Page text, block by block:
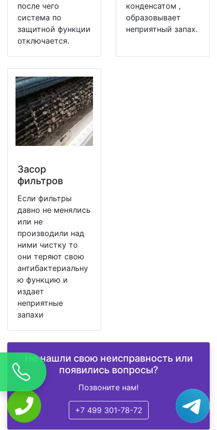
после чего
система по
защитной функции
отключается.
конденсатом ,
образовывает
неприятный запах.
Засор
фильтров
Если фильтры
давно не менялись
или не
производили над
ними чистку то
они теряют свою
антибактериальну
ю функцию и
издает
неприятные
запахи
Не нашли свою неисправность или
появились вопросы?
Позвоните нам!
+7 499 301-78-72